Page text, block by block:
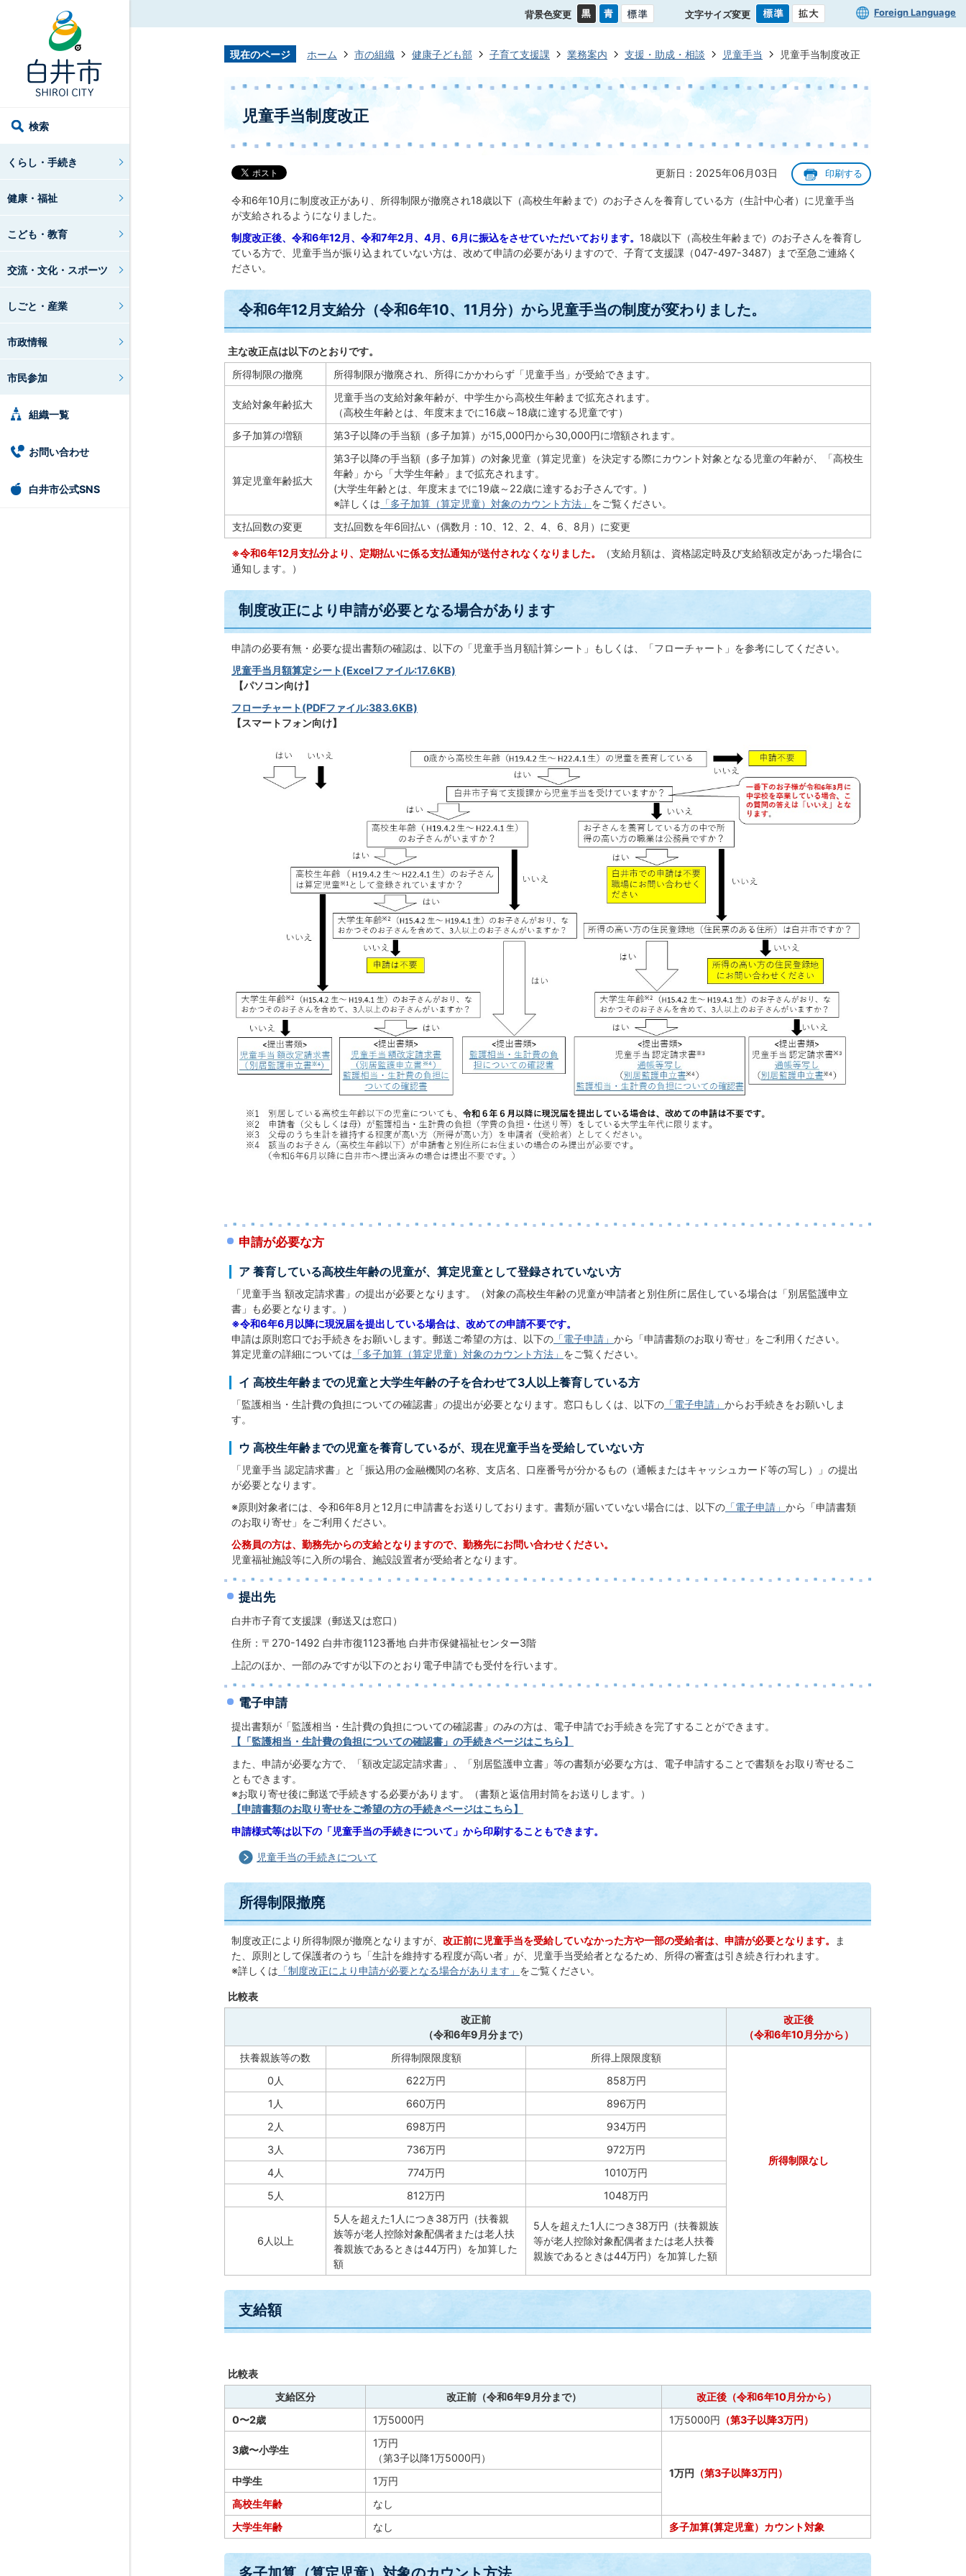
検索
くらし・手続き
健康・福祉
こども・教育
交流・文化・スポーツ
しごと・産業
市政情報
市民参加
組織一覧
お問い合わせ
白井市公式SNS
背景色変更 文字サイズ変更 Foreign Language
現在のページ ホーム 市の組織 健康子ども部 子育て支援課 業務案内 支援・助成・相談 児童手当 児童手当制度改正
児童手当制度改正
更新日：2025年06月03日 印刷する
令和6年10月に制度改正があり、所得制限が撤廃され18歳以下（高校生年齢まで）のお子さんを養育している方（生計中心者）に児童手当
が支給されるようになりました。
制度改正後、令和6年12月、令和7年2月、4月、6月に振込をさせていただいております。 18歳以下（高校生年齢まで）のお子さんを養育し
ている方で、児童手当が振り込まれていない方は、改めて申請の必要がありますので、子育て支援課（047-497-3487）まで至急ご連絡く
ださい。
令和6年12月支給分（令和6年10、11月分）から児童手当の制度が変わりました。
主な改正点は以下のとおりです。
所得制限の撤廃
所得制限が撤廃され、所得にかかわらず「児童手当」が受給できます。
支給対象年齢拡大
児童手当の支給対象年齢が、中学生から高校生年齢まで拡充されます。
（高校生年齢とは、年度末までに16歳～18歳に達する児童です）
多子加算の増額
第3子以降の手当額（多子加算）が15,000円から30,000円に増額されます。
算定児童年齢拡大
第3子以降の手当額（多子加算）の対象児童（算定児童）を決定する際にカウント対象となる児童の年齢が、「高校生
年齢」から「大学生年齢」まで拡充されます。
(大学生年齢とは、年度末までに19歳～22歳に達するお子さんです。)
※詳しくは 「多子加算（算定児童）対象のカウント方法」 をご覧ください。
支払回数の変更
支払回数を年6回払い（偶数月：10、12、2、4、6、8月）に変更
※令和6年12月支払分より、定期払いに係る支払通知が送付されなくなりました。
（支給月額は、資格認定時及び支給額改定があった場合に
通知します。）
制度改正により申請が必要となる場合があります
申請の必要有無・必要な提出書類の確認は、以下の「児童手当月額計算シート」もしくは、「フローチャート」を参考にしてください。
児童手当月額算定シート(Excelファイル:17.6KB)
【パソコン向け】
フローチャート(PDFファイル:383.6KB)
【スマートフォン向け】
申請が必要な方
ア 養育している高校生年齢の児童が、算定児童として登録されていない方
「児童手当 額改定請求書」の提出が必要となります。（対象の高校生年齢の児童が申請者と別住所に居住している場合は「別居監護申立
書」も必要となります。）
※令和6年6月以降に現況届を提出している場合は、改めての申請不要です。
申請は原則窓口でお手続きをお願いします。郵送ご希望の方は、以下の 「電子申請」 から「申請書類のお取り寄せ」をご利用ください。
算定児童の詳細については 「多子加算（算定児童）対象のカウント方法」 をご覧ください。
イ 高校生年齢までの児童と大学生年齢の子を合わせて3人以上養育している方
「監護相当・生計費の負担についての確認書」の提出が必要となります。窓口もしくは、以下の 「電子申請」 からお手続きをお願いしま
す。
ウ 高校生年齢までの児童を養育しているが、現在児童手当を受給していない方
「児童手当 認定請求書」と「振込用の金融機関の名称、支店名、口座番号が分かるもの（通帳またはキャッシュカード等の写し）」の提出
が必要となります。
※原則対象者には、令和6年8月と12月に申請書をお送りしております。書類が届いていない場合には、以下の 「電子申請」 から「申請書類
のお取り寄せ」をご利用ください。
公務員の方は、勤務先からの支給となりますので、勤務先にお問い合わせください。
児童福祉施設等に入所の場合、施設設置者が受給者となります。
提出先
白井市子育て支援課（郵送又は窓口）
住所：〒270-1492 白井市復1123番地 白井市保健福祉センター3階
上記のほか、一部のみですが以下のとおり電子申請でも受付を行います。
電子申請
提出書類が「監護相当・生計費の負担についての確認書」のみの方は、電子申請でお手続きを完了することができます。
【「監護相当・生計費の負担についての確認書」の手続きページはこちら】
また、申請が必要な方で、「額改定認定請求書」、「別居監護申立書」等の書類が必要な方は、電子申請することで書類をお取り寄せるこ
ともできます。
※お取り寄せ後に郵送で手続きする必要があります。（書類と返信用封筒をお送りします。）
【申請書類のお取り寄せをご希望の方の手続きページはこちら】
申請様式等は以下の「児童手当の手続きについて」から印刷することもできます。
児童手当の手続きについて
所得制限撤廃
制度改正により所得制限が撤廃となりますが、 改正前に児童手当を受給していなかった方や一部の受給者は、申請が必要となります。
ま
た、原則として保護者のうち「生計を維持する程度が高い者」が、児童手当受給者となるため、所得の審査は引き続き行われます。
※詳しくは 「制度改正により申請が必要となる場合があります」 をご覧ください。
比較表
改正前
（令和6年9月分まで）
改正後
（令和6年10月分から）
扶養親族等の数
所得制限限度額 所得上限限度額
所得制限なし
0人 622万円
858万円
1人
660万円
896万円
2人
698万円
934万円
3人
736万円
972万円
4人
774万円
1010万円
5人
812万円 1048万円
6人以上
5人を超えた1人につき38万円（扶養親
族等が老人控除対象配偶者または老人扶
養親族であるときは44万円）を加算した
額
5人を超えた1人につき38万円（扶養親族
等が老人控除対象配偶者または老人扶養
親族であるときは44万円）を加算した額
支給額
比較表
支給区分
改正前（令和6年9月分まで）
改正後（令和6年10月分から）
0〜2歳
1万5000円 1万5000円 （第3子以降3万円）
3歳〜小学生
1万円
（第3子以降1万5000円）
1万円 （第3子以降3万円）
中学生
1万円
高校生年齢
なし
大学生年齢
なし 多子加算(算定児童）カウント対象